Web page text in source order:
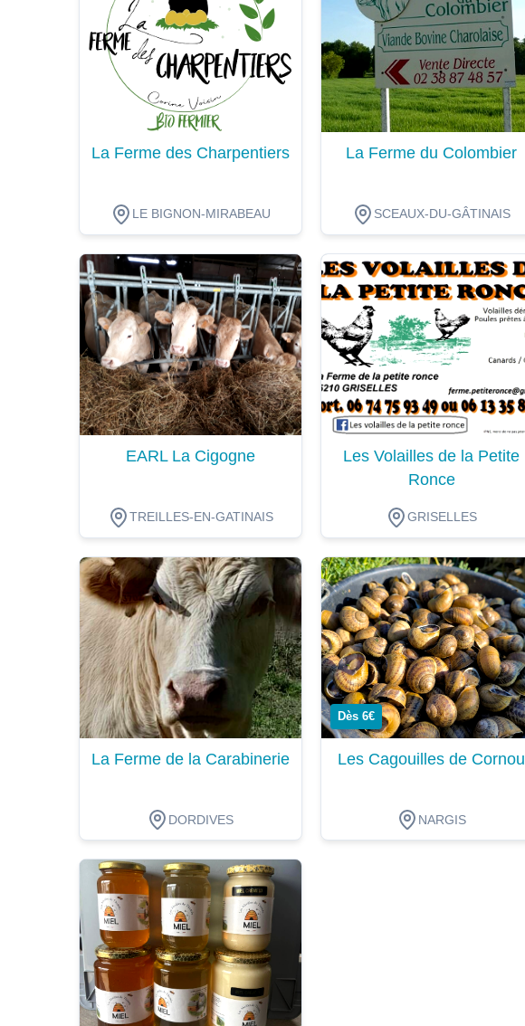
La Ferme des Charpentiers
LE BIGNON-MIRABEAU
Dégustation
La Ferme du Colombier
SCEAUX-DU-GÂTINAIS
Dégustation
EARL La Cigogne
TREILLES-EN-GATINAIS
Dégustation
Les Volailles de la Petite
Ronce
GRISELLES
Dégustation
La Ferme de la Carabinerie
DORDIVES
Dégustation
Dès 6€
Les Cagouilles de Cornou
NARGIS